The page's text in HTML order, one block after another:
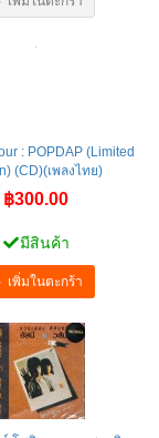
: POPDAP (Limited
(CD)(เพลงไทย)
฿300.00
มีสินค้า
เพิ่มในตะกร้า